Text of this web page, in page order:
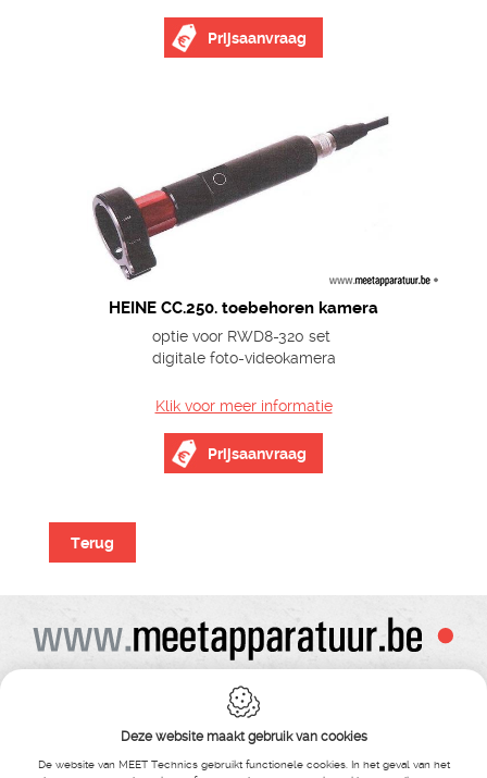
Prijsaanvraag
HEINE CC.250. toebehoren kamera
optie voor RWD8-320 set
digitale foto-videokamera
Klik voor meer informatie
Prijsaanvraag
Terug
Alle prijzen zijn onder voorbehoud van wijziging
Bij bestelling ontvangt u vooraf de levering steeds een orderbevestiging
Copyright© alle rechten voorbehouden , gehele of gedeeldelijke overname van
tekst ,foto’s , video’s , verveelvoudiging op welke wijze dan ook , is niet toegestaan
Technics
Deze website maakt gebruik van cookies
De website van MEET Technics gebruikt functionele cookies. In het geval van het